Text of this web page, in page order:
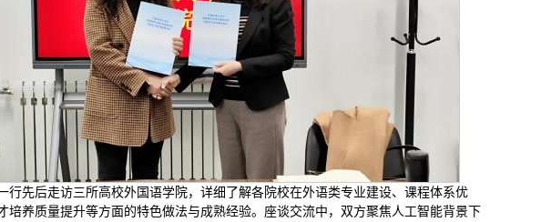
行先后走访三所高校外国语学院，详细了解各院校在外语类专业建设、课程体系优
培养质量提升等方面的特色做法与成熟经验。座谈交流中，双方聚焦人工智能背景下